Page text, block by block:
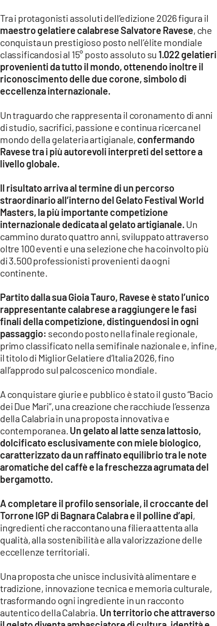
COSENZACHANNEL.IT
ILVIBONESE.IT
CATANZAROCHANNEL.IT
LACAPITALENEWS.IT
App
ANDROID
APPLE
Tra i protagonisti assoluti dell’edizione 2026 figura il
maestro gelatiere calabrese Salvatore Ravese, che
conquista un prestigioso posto nell’élite mondiale
classificandosi al 15° posto assoluto su 1.022 gelatieri
provenienti da tutto il mondo, ottenendo inoltre il
riconoscimento delle due corone, simbolo di
eccellenza internazionale.
Un traguardo che rappresenta il coronamento di anni
di studio, sacrifici, passione e continua ricerca nel
mondo della gelateria artigianale, confermando
Ravese tra i più autorevoli interpreti del settore a
livello globale.
Il risultato arriva al termine di un percorso
straordinario all’interno del Gelato Festival World
Masters, la più importante competizione
internazionale dedicata al gelato artigianale. Un
cammino durato quattro anni, sviluppato attraverso
oltre 100 eventi e una selezione che ha coinvolto più
di 3.500 professionisti provenienti da ogni
continente.
Partito dalla sua Gioia Tauro, Ravese è stato l’unico
rappresentante calabrese a raggiungere le fasi
finali della competizione, distinguendosi in ogni
passaggio: secondo posto nella finale regionale,
primo classificato nella semifinale nazionale e, infine,
il titolo di Miglior Gelatiere d’Italia 2026, fino
all’approdo sul palcoscenico mondiale.
A conquistare giurie e pubblico è stato il gusto “Bacio
dei Due Mari”, una creazione che racchiude l’essenza
della Calabria in una proposta innovativa e
contemporanea. Un gelato al latte senza lattosio,
dolcificato esclusivamente con miele biologico,
caratterizzato da un raffinato equilibrio tra le note
aromatiche del caffè e la freschezza agrumata del
bergamotto.
A completare il profilo sensoriale, il croccante del
Torrone IGP di Bagnara Calabra e il polline d’api,
ingredienti che raccontano una filiera attenta alla
qualità, alla sostenibilità e alla valorizzazione delle
eccellenze territoriali.
Una proposta che unisce inclusività alimentare e
tradizione, innovazione tecnica e memoria culturale,
trasformando ogni ingrediente in un racconto
autentico della Calabria. Un territorio che attraverso